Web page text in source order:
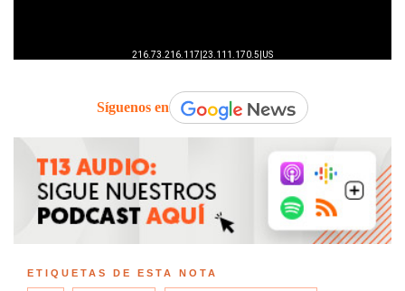
Síguenos en
ETIQUETAS DE ESTA NOTA